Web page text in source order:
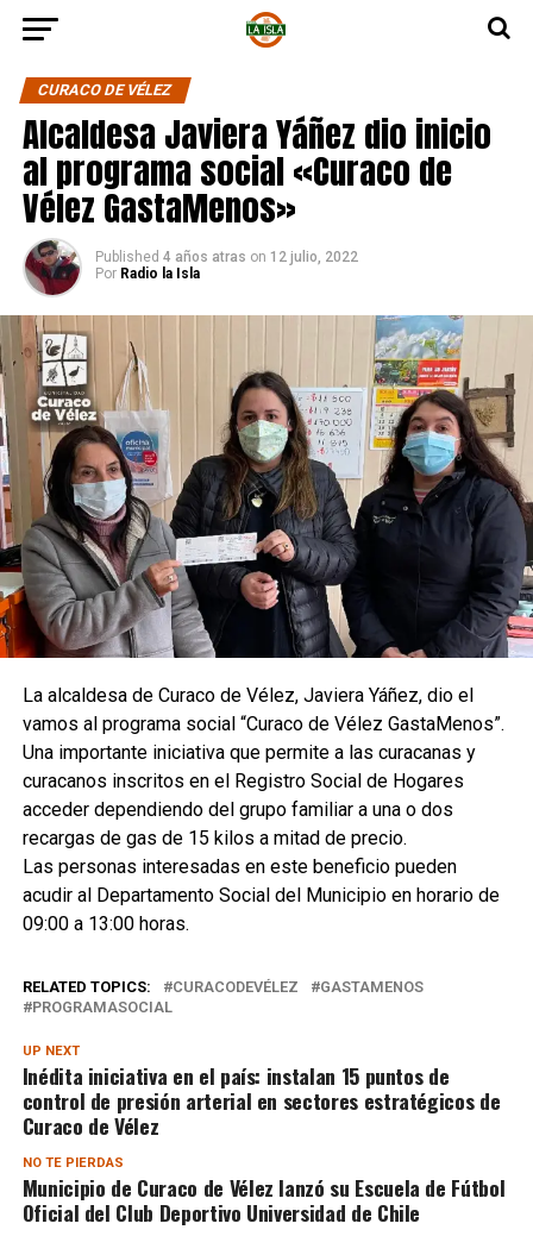
CURACO DE VÉLEZ
Alcaldesa Javiera Yáñez dio inicio
al programa social «Curaco de
Vélez GastaMenos»
Published 4 años atras on 12 julio, 2022
Por Radio la Isla
La alcaldesa de Curaco de Vélez, Javiera Yáñez, dio el
vamos al programa social “Curaco de Vélez GastaMenos”.
Una importante iniciativa que permite a las curacanas y
curacanos inscritos en el Registro Social de Hogares
acceder dependiendo del grupo familiar a una o dos
recargas de gas de 15 kilos a mitad de precio.
Las personas interesadas en este beneficio pueden
acudir al Departamento Social del Municipio en horario de
09:00 a 13:00 horas.
RELATED TOPICS: CURACODEVÉLEZ
GASTAMENOS
PROGRAMASOCIAL
UP NEXT
Inédita iniciativa en el país: instalan 15 puntos de
control de presión arterial en sectores estratégicos de
Curaco de Vélez
NO TE PIERDAS
Municipio de Curaco de Vélez lanzó su Escuela de Fútbol
Oficial del Club Deportivo Universidad de Chile